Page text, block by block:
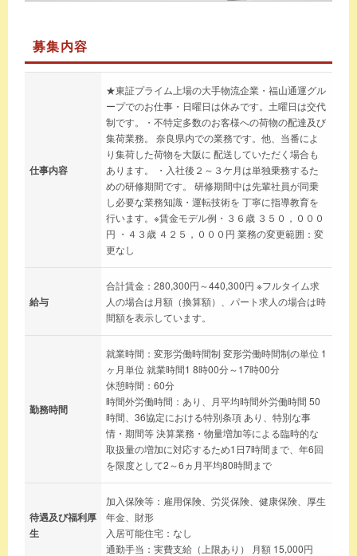
募集内容
仕事内容
★東証プライム上場の大手物流企業・福山通運グル
ープでのお仕事・日曜日は休みです。土曜日は交代
制です。・不特定多数のお客様への荷物の配達及び
集荷業務。 奈良県内での業務です。他、当番によ
り集荷した荷物を大阪に 配送していただく場合も
あります。 ・入社後２～３ケ月は単独乗務するた
めの研修期間です。 研修期間中は先輩社員が同乗
し必要な業務知識・運転技術を 丁寧に指導教育を
行います。※賃金モデル例・３６歳 ３５０，０００
円 ・４３歳 ４２５，０００円 業務の変更範囲：変
更なし
給与
合計賃金：280,300円～440,300円 ※フルタイム求
人の場合は月額（換算額）、パート求人の場合は時
間額を表示しています。
勤務時間
就業時間：変形労働時間制 変形労働時間制の単位 1
ヶ月単位 就業時間1 8時00分～17時00分
休憩時間：60分
時間外労働時間：あり、月平均時間外労働時間 50
時間、36協定における特別条項 あり、特別な事
情・期間等 決算業務・物量増加等による臨時的な
取扱量の増加に対応するため1日7時間まで、年6回
を限度として2～6ヵ月平均80時間まで
待遇及び福利厚
生
加入保険等：雇用保険、労災保険、健康保険、厚生
年金、財形
入居可能住宅：なし
通勤手当：実費支給（上限あり） 月額 15,000円